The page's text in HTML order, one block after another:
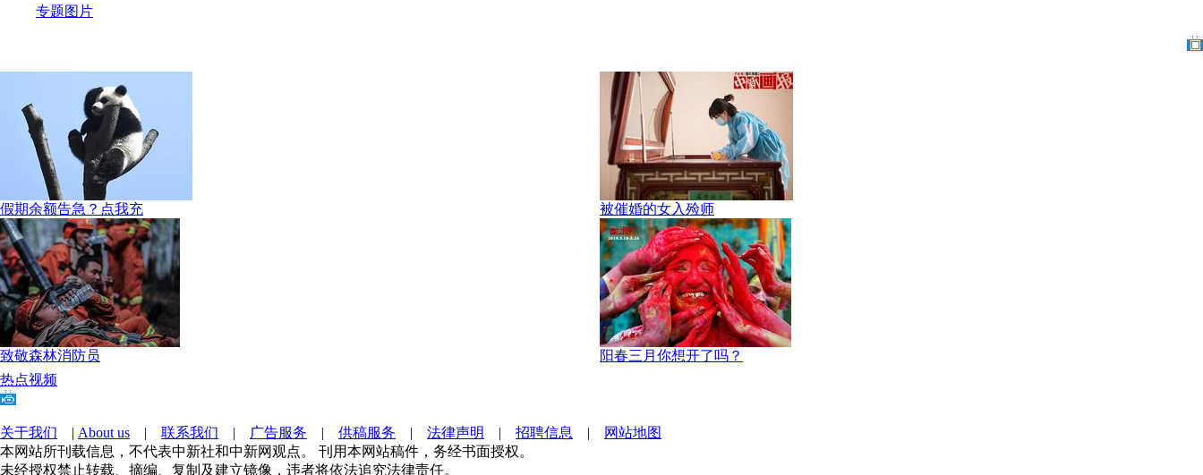
专题图片
假期余额告急？点我充 被催婚的女入殓师
致敬森林消防员
阳春三月你想开了吗？
热点视频
关于我们 | About us | 联系我们 | 广告服务 | 供稿服务 | 法律声明 | 招聘信息 |
网站地图
本网站所刊载信息，不代表中新社和中新网观点。 刊用本网站稿件，务经书面授权。
未经授权禁止转载、摘编、复制及建立镜像，违者将依法追究法律责任。